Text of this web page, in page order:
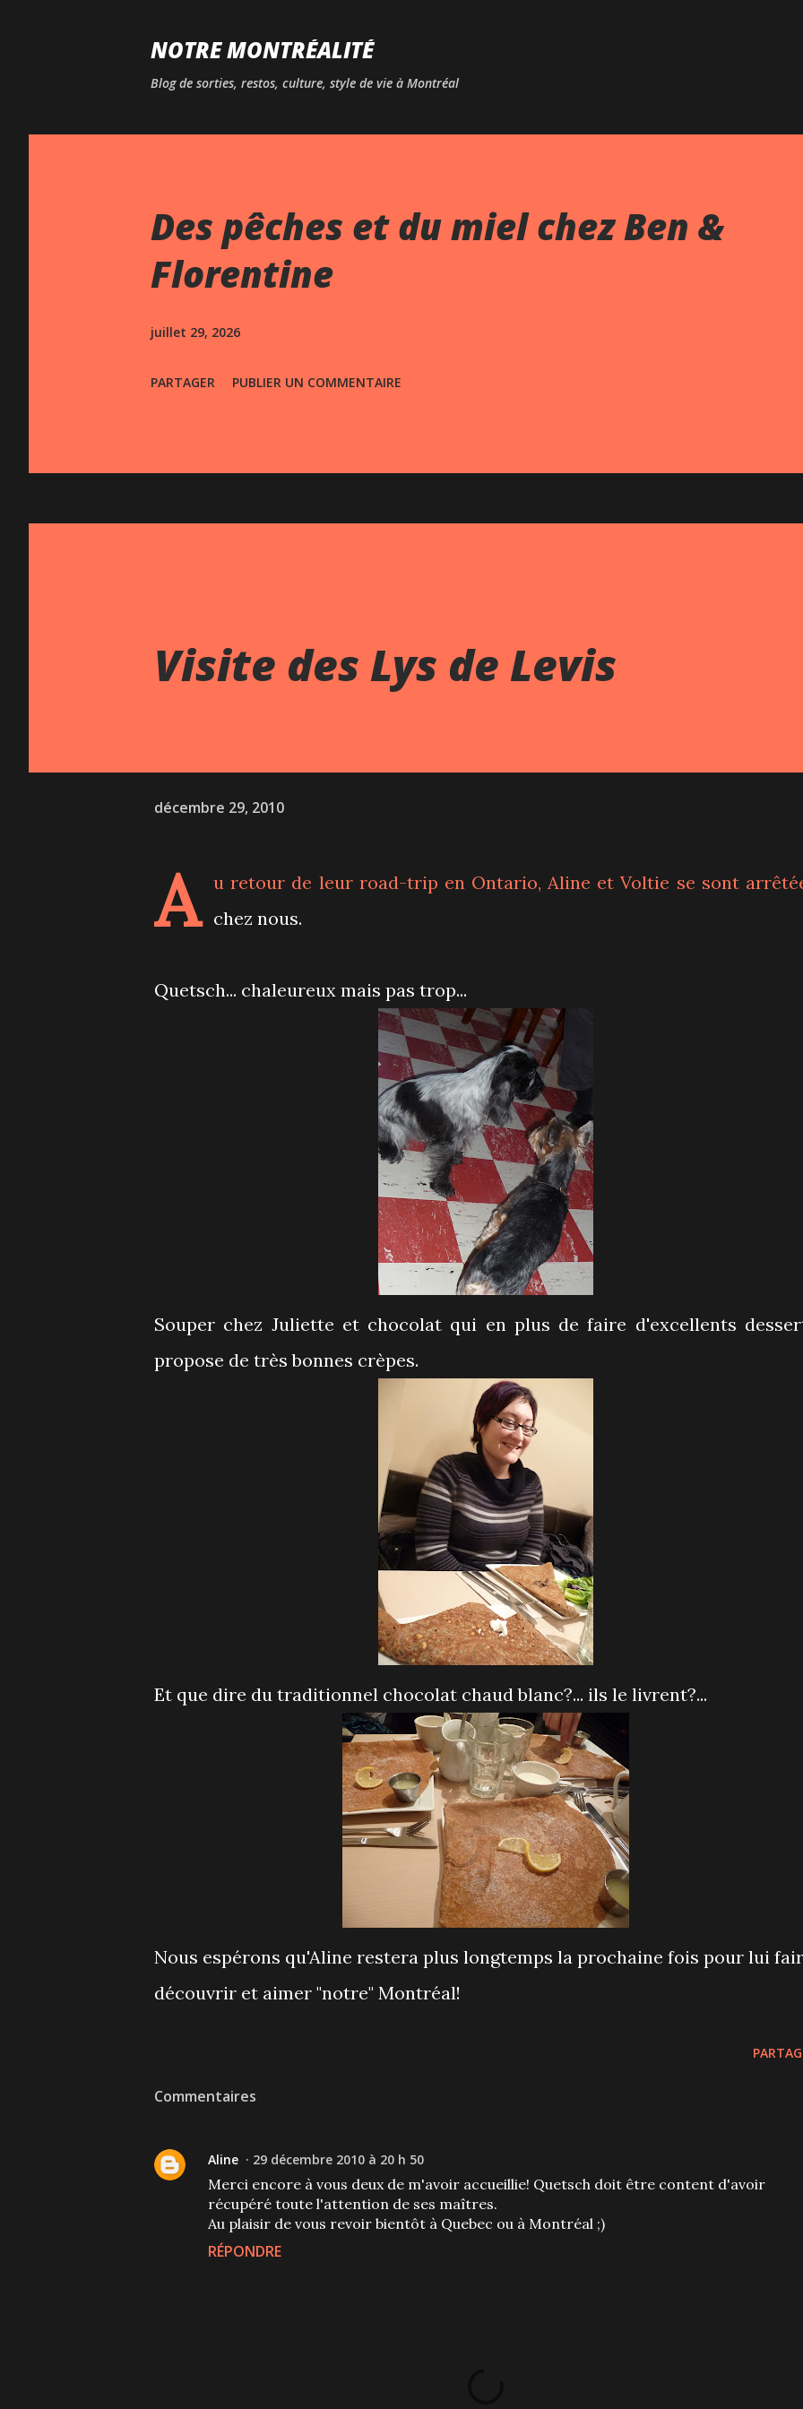
NOTRE MONTRÉALITÉ
Blog de sorties, restos, culture, style de vie à Montréal
Des pêches et du miel chez Ben &
Florentine
juillet 29, 2026
PARTAGER PUBLIER UN COMMENTAIRE
Visite des Lys de Levis
décembre 29, 2010
A
u retour de leur road-trip en Ontario, Aline et Voltie se sont
chez nous.
Quetsch... chaleureux mais pas trop...
Souper chez Juliette et chocolat qui en plus de faire d'excellents
propose de très bonnes crèpes.
Et que dire du traditionnel chocolat chaud blanc?... ils le livrent?...
Nous espérons qu'Aline restera plus longtemps la prochaine fois pour lui
découvrir et aimer "notre" Montréal!
Commentaires
Aline 29 décembre 2010 à 20 h 50
Merci encore à vous deux de m'avoir accueillie! Quetsch doit être content d'avoir
récupéré toute l'attention de ses maîtres.
Au plaisir de vous revoir bientôt à Quebec ou à Montréal ;)
RÉPONDRE